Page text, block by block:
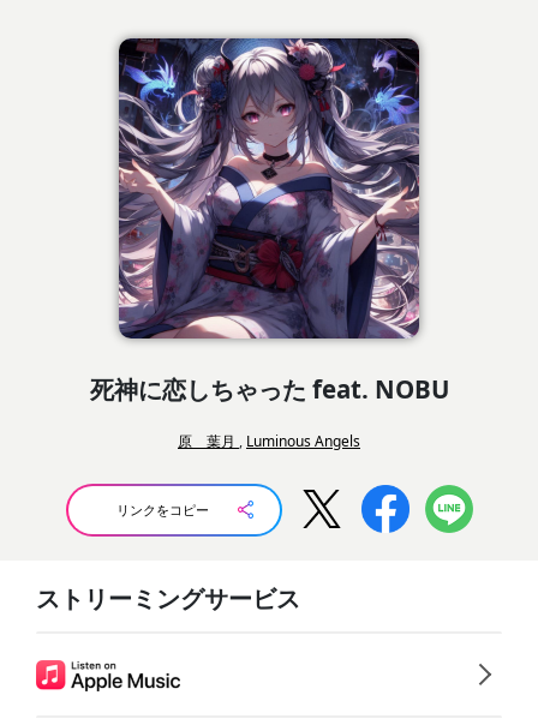
死神に恋しちゃった feat. NOBU
原 葉月 , Luminous Angels
リンクをコピー
ストリーミングサービス